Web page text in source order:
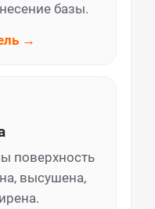
базы.
→
поверхность
высушена,